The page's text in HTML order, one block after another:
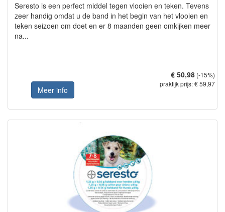
Seresto is een perfect middel tegen vlooien en teken. Tevens
zeer handig omdat u de band in het begin van het vlooien en
teken seizoen om doet en er 8 maanden geen omkijken meer
na...
Meer info
€ 50,98 (-15%)
praktijk prijs: € 59,97